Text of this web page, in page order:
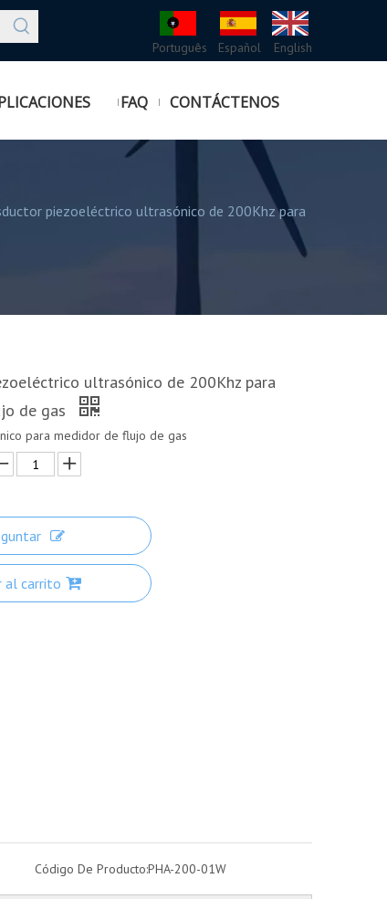
Português Español English
FAQ CONTÁCTENOS
piezoeléctrico ultrasónico de 200Khz para
ultrasónico de 200Khz para
de gas
para medidor de flujo de gas
al carrito
Código De Producto:PHA-200-01W